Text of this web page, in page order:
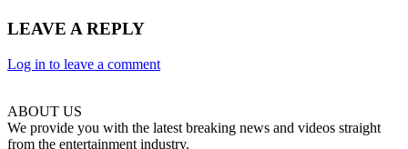
LEAVE A REPLY
Log in to leave a comment
ABOUT US
We provide you with the latest breaking news and videos straight
from the entertainment industry.